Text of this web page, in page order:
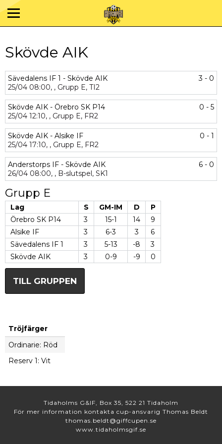
Skövde AIK
Sävedalens IF 1 - Skövde AIK
3 - 0
25/04 08:00, , Grupp E, TI2
Skövde AIK - Örebro SK P14
0 - 5
25/04 12:10, , Grupp E, FR2
Skövde AIK - Alsike IF
0 - 1
25/04 17:10, , Grupp E, FR2
Anderstorps IF - Skövde AIK
6 - 0
26/04 08:00, , B-slutspel, SK1
Grupp E
Lag S GM-IM D
P
Örebro SK P14
3 15-1 14
9
Alsike IF
3 6-3 3
6
Sävedalens IF 1
3 5-13 -8
3
Skövde AIK
3 0-9 -9 0
TILL GRUPPEN
Tröjfärger
Ordinarie: Röd
Reserv 1: Vit
Tidaholms G&IF, Box 35, 522 21 Tidaholm
För mer information kontakta cup-ansvarig Thomas Beldt
thomas.beldt@giffcupen.se
www.tidaholmsgif.se